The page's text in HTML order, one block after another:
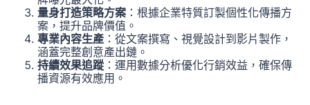
量身打造策略方案 ：根據企業特質訂製個性化傳播方
案，提升品牌價值。
專業內容生產 ：從文案撰寫、視覺設計到影片製作，
涵蓋完整創意產出鏈。
持續效果追蹤 ：運用數據分析優化行銷效益，確保傳
播資源有效應用。